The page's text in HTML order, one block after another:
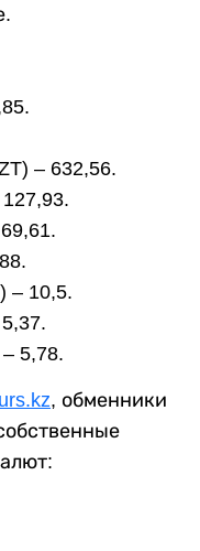
– 632,56.
– 10,5.
5,78.
, обменники